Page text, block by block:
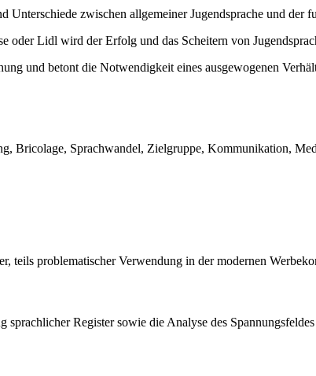
Unterschiede zwischen allgemeiner Jugendsprache und der
oder Lidl wird der Erfolg und das Scheitern von
und betont die Notwendigkeit eines ausgewogenen
Bricolage, Sprachwandel, Zielgruppe, Kommunikation,
teils problematischer Verwendung in der modernen
Register sowie die Analyse des